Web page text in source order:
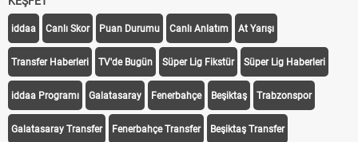
KEŞFET
iddaa Canlı Skor Puan Durumu Canlı Anlatım At Yarışı
Transfer Haberleri TV'de Bugün Süper Lig Fikstür Süper Lig Haberleri
iddaa Programı Galatasaray Fenerbahçe Beşiktaş Trabzonspor